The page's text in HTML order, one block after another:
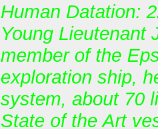
Human Datation:
Young Lieutenant
member of the
exploration ship,
system, about 70
State of the Art